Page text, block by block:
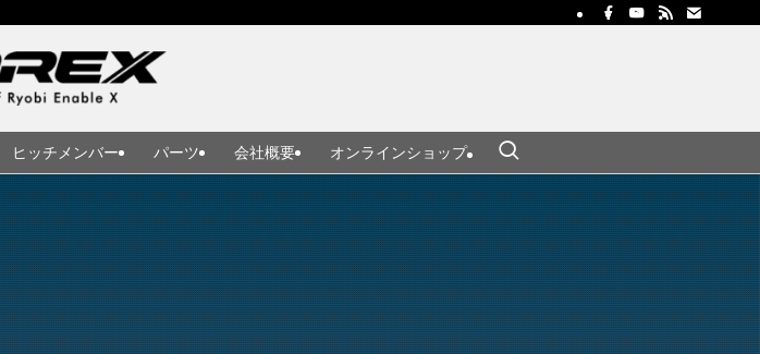
ヒッチメンバー パーツ 会社概要 オンラインショップ